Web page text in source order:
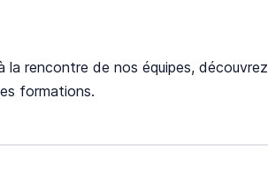
la rencontre de nos équipes, découvrez
formations.